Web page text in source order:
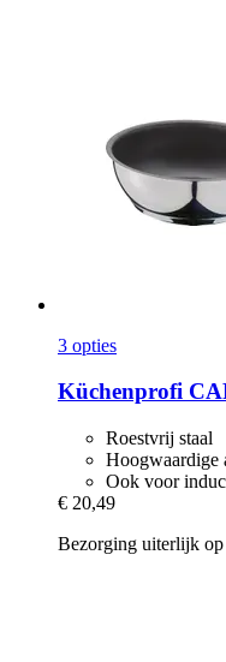
3 opties
Küchenprofi
Roestvrij staal
Hoogwaardige
Ook voor
€ 20,49
Bezorging uiterlijk op